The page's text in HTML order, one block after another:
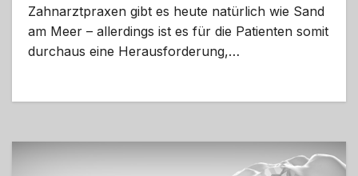
Zahnarztpraxen gibt es heute natürlich wie Sand
am Meer – allerdings ist es für die Patienten somit
durchaus eine Herausforderung,…